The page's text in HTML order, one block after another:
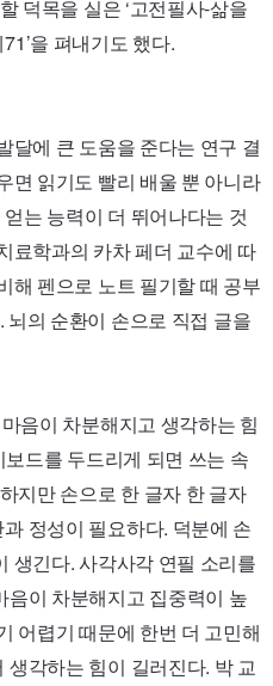
덕목을 실은 ‘고전필사-삶을
71’을 펴내기도 했다.
달에 큰 도움을 준다는 연구 결
면 읽기도 빨리 배울 뿐 아니라
는 능력이 더 뛰어나다는 것
료학과의 카차 페더 교수에 따
해 펜으로 노트 필기할 때 공부
의 순환이 손으로 직접 글을
음이 차분해지고 생각하는 힘
드를 두드리게 되면 쓰는 속
지만 손으로 한 글자 한 글자
정성이 필요하다. 덕분에 손
생긴다. 사각사각 연필 소리를
이 차분해지고 집중력이 높
어렵기 때문에 한번 더 고민해
각하는 힘이 길러진다. 박 교